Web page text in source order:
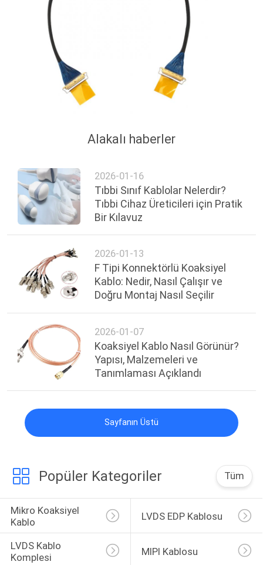
Alakalı haberler
2026-01-16
Tıbbi Sınıf Kablolar Nelerdir?
Tıbbi Cihaz Üreticileri için Pratik
Bir Kılavuz
2026-01-13
F Tipi Konnektörlü Koaksiyel
Kablo: Nedir, Nasıl Çalışır ve
Doğru Montaj Nasıl Seçilir
2026-01-07
Koaksiyel Kablo Nasıl Görünür?
Yapısı, Malzemeleri ve
Tanımlaması Açıklandı
Sayfanın Üstü
Popüler Kategoriler Tüm
Mikro Koaksiyel
Kablo
LVDS EDP Kablosu
LVDS Kablo
Komplesi
MIPI Kablosu